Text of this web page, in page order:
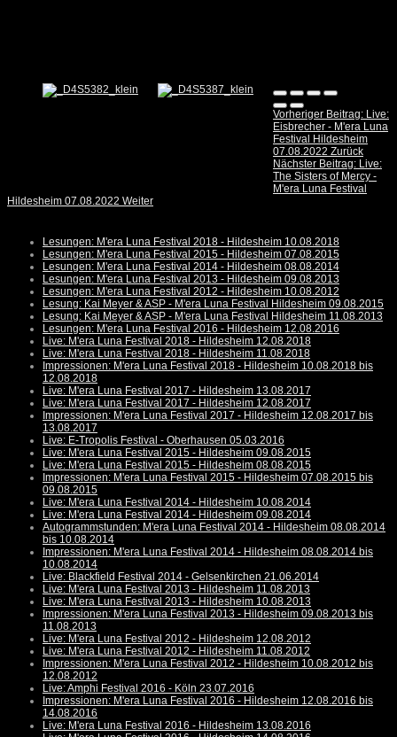
Vorheriger Beitrag: Live:
Eisbrecher - M'era Luna
Festival Hildesheim
07.08.2022 Zurück
Nächster Beitrag: Live:
The Sisters of Mercy -
M'era Luna Festival
Hildesheim 07.08.2022 Weiter
Lesungen: M'era Luna Festival 2018 - Hildesheim 10.08.2018
Lesungen: M'era Luna Festival 2015 - Hildesheim 07.08.2015
Lesungen: M'era Luna Festival 2014 - Hildesheim 08.08.2014
Lesungen: M'era Luna Festival 2013 - Hildesheim 09.08.2013
Lesungen: M'era Luna Festival 2012 - Hildesheim 10.08.2012
Lesung: Kai Meyer & ASP - M'era Luna Festival Hildesheim 09.08.2015
Lesung: Kai Meyer & ASP - M'era Luna Festival Hildesheim 11.08.2013
Lesungen: M'era Luna Festival 2016 - Hildesheim 12.08.2016
Live: M'era Luna Festival 2018 - Hildesheim 12.08.2018
Live: M'era Luna Festival 2018 - Hildesheim 11.08.2018
Impressionen: M'era Luna Festival 2018 - Hildesheim 10.08.2018 bis
12.08.2018
Live: M'era Luna Festival 2017 - Hildesheim 13.08.2017
Live: M'era Luna Festival 2017 - Hildesheim 12.08.2017
Impressionen: M'era Luna Festival 2017 - Hildesheim 12.08.2017 bis
13.08.2017
Live: E-Tropolis Festival - Oberhausen 05.03.2016
Live: M'era Luna Festival 2015 - Hildesheim 09.08.2015
Live: M'era Luna Festival 2015 - Hildesheim 08.08.2015
Impressionen: M'era Luna Festival 2015 - Hildesheim 07.08.2015 bis
09.08.2015
Live: M'era Luna Festival 2014 - Hildesheim 10.08.2014
Live: M'era Luna Festival 2014 - Hildesheim 09.08.2014
Autogrammstunden: M'era Luna Festival 2014 - Hildesheim 08.08.2014
bis 10.08.2014
Impressionen: M'era Luna Festival 2014 - Hildesheim 08.08.2014 bis
10.08.2014
Live: Blackfield Festival 2014 - Gelsenkirchen 21.06.2014
Live: M'era Luna Festival 2013 - Hildesheim 11.08.2013
Live: M'era Luna Festival 2013 - Hildesheim 10.08.2013
Impressionen: M'era Luna Festival 2013 - Hildesheim 09.08.2013 bis
11.08.2013
Live: M'era Luna Festival 2012 - Hildesheim 12.08.2012
Live: M'era Luna Festival 2012 - Hildesheim 11.08.2012
Impressionen: M'era Luna Festival 2012 - Hildesheim 10.08.2012 bis
12.08.2012
Live: Amphi Festival 2016 - Köln 23.07.2016
Impressionen: M'era Luna Festival 2016 - Hildesheim 12.08.2016 bis
14.08.2016
Live: M'era Luna Festival 2016 - Hildesheim 13.08.2016